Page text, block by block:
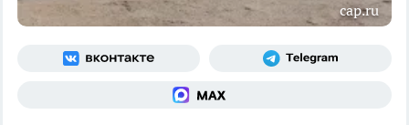
cap.ru